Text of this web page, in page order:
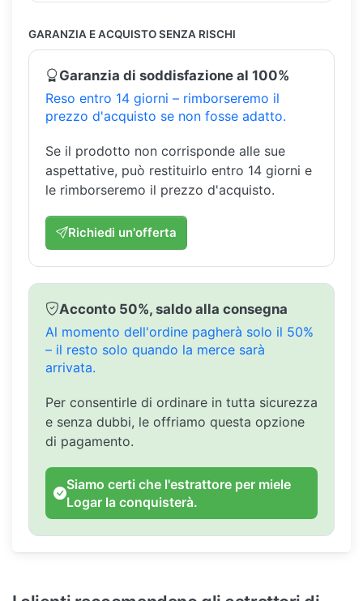
GARANZIA E ACQUISTO SENZA RISCHI
Garanzia di soddisfazione al 100%
Reso entro 14 giorni – rimborseremo il
prezzo d'acquisto se non fosse adatto.
Se il prodotto non corrisponde alle sue
aspettative, può restituirlo entro 14 giorni e
le rimborseremo il prezzo d'acquisto.
Richiedi un'offerta
Acconto 50%, saldo alla consegna
Al momento dell'ordine pagherà solo il 50%
– il resto solo quando la merce sarà
arrivata.
Per consentirle di ordinare in tutta sicurezza
e senza dubbi, le offriamo questa opzione
di pagamento.
Siamo certi che l'estrattore per miele
Logar la conquisterà.